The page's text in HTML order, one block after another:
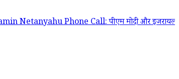
Phone Call: पीएम मोदी और इजरायल के प्रधानमंत्री